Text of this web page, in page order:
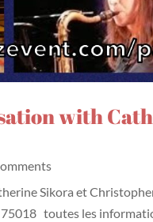
with
Sikora et
75018 toutes les